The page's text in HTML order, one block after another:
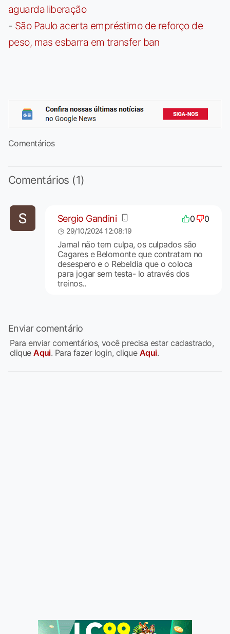
aguarda liberação
- São Paulo acerta empréstimo de reforço de
peso, mas esbarra em transfer ban
Comentários
Comentários (1)
Sergio Gandini 0 0
29/10/2024 12:08:19
Jamal não tem culpa, os culpados são
Cagares e Belomonte que contratam no
desespero e o Rebeldia que o coloca
para jogar sem testa- lo através dos
treinos..
Enviar comentário
Para enviar comentários, você precisa estar cadastrado,
cliqueAqui. Para fazer login, clique Aqui.